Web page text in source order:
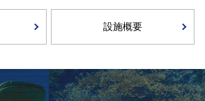
設施概要